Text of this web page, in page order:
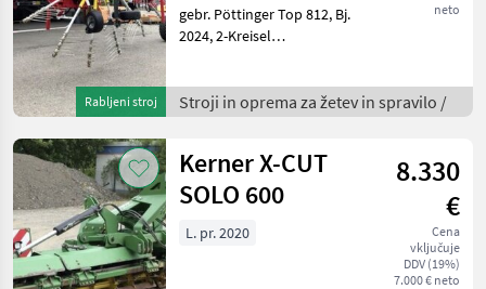
Rabljeni stroj
neto
gebr. Pöttinger Top 812, Bj.
2024, 2-Kreisel
Arbeitsbreite, Nachtschwad
möglichNachlauflenkung,
Abnehmbare Z
Stroji in oprema za žetev in spravilo /
Kerner X-CUT
SOLO 600
8.330
€
Cena
vključuje
DDV (19%)
7.000 € neto
L. pr. 2020